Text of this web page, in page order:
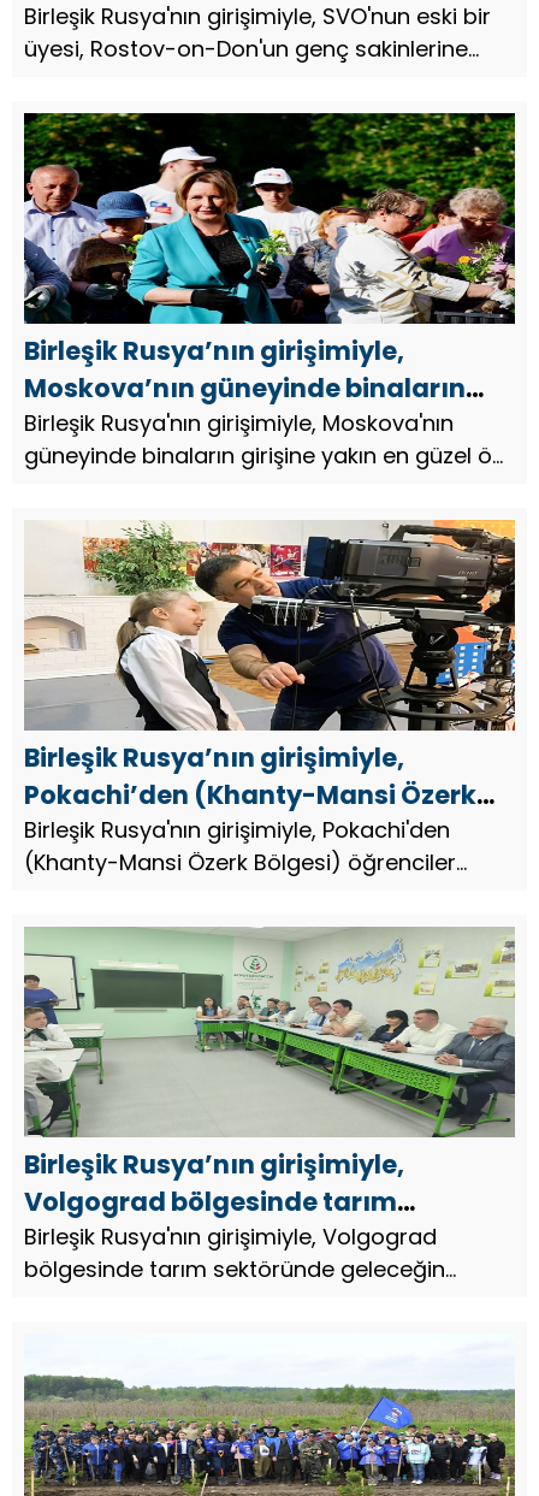
Don’un genç sakinlerine cesaret
dersi verdi
Birleşik Rusya'nın girişimiyle, SVO'nun eski bir
üyesi, Rostov-on-Don'un genç sakinlerine
Birleşik Rusya’nın girişimiyle,
Moskova’nın güneyinde binaların
girişine yakın en güzel ön bahçe ve
çiçek bahçesi yarışması başlatıldı
Birleşik Rusya'nın girişimiyle, Moskova'nın
güneyinde binaların girişine yakın en güzel ön
Birleşik Rusya’nın girişimiyle,
Pokachi’den (Khanty-Mansi Özerk
Bölgesi) öğrenciler televizyon ve
radyo şirketini ziyaret etti
Birleşik Rusya'nın girişimiyle, Pokachi'den
(Khanty-Mansi Özerk Bölgesi) öğrenciler
Birleşik Rusya’nın girişimiyle,
Volgograd bölgesinde tarım
sektöründe geleceğin uzmanlarını
yetiştirmek üzere bir tarım teknolojisi
Birleşik Rusya'nın girişimiyle, Volgograd
bölgesinde tarım sektöründe geleceğin